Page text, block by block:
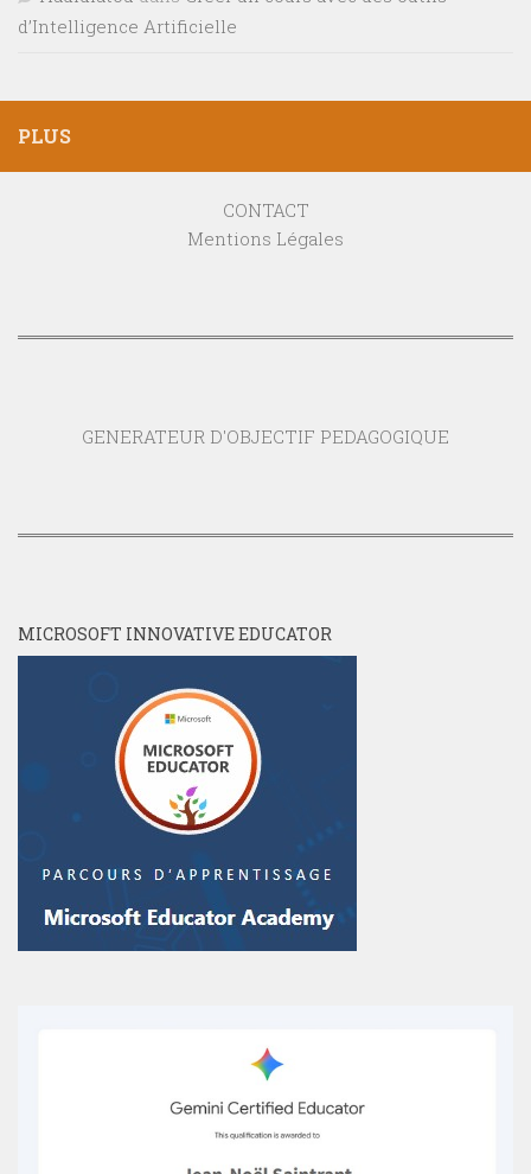
d’Intelligence Artificielle
PLUS
CONTACT
Mentions Légales
GENERATEUR D'OBJECTIF PEDAGOGIQUE
MICROSOFT INNOVATIVE EDUCATOR